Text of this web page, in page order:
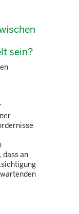
sein?
dass an